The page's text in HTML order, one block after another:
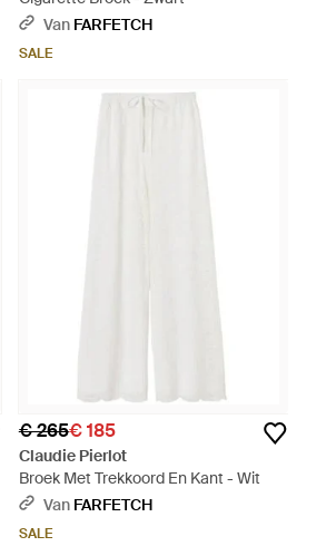
Van FARFETCH
SALE
€ 265€ 185
Claudie Pierlot
Broek Met Trekkoord En Kant - Wit
Van FARFETCH
SALE